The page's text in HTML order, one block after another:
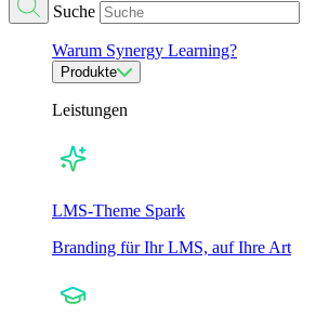
Suche
Warum Synergy Learning?
Produkte
Leistungen
LMS-Theme Spark
Branding für Ihr LMS, auf Ihre Art